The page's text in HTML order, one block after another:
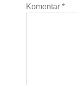
Komentar *